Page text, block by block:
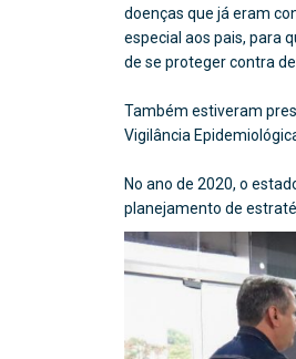
doenças que já eram
especial aos pais, para
de se proteger contra
Também estiveram
Vigilância
No ano de 2020, o
planejamento de